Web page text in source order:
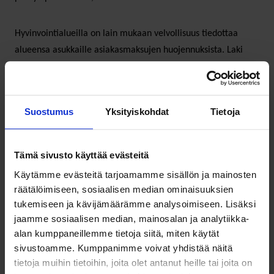
Suostumus Yksityiskohdat Tietoja
Tämä sivusto käyttää evästeitä
Käytämme evästeitä tarjoamamme sisällön ja mainosten
räätälöimiseen, sosiaalisen median ominaisuuksien
tukemiseen ja kävijämäärämme analysoimiseen. Lisäksi
jaamme sosiaalisen median, mainosalan ja analytiikka-
alan kumppaneillemme tietoja siitä, miten käytät
sivustoamme. Kumppanimme voivat yhdistää näitä
tietoja muihin tietoihin, joita olet antanut heille tai joita on
Hyvinvointialueilla on lain mukaan velvollisuus tiedottaa
alueensa asukkaille asiakasmaksujen huojennuksista. Laki
myös antamaan asiakkaille riittävää apua, ohjausta ja
Tiedon tulee myös olla asiakkaan kokonaistila huomioiden
Näin paljon käynti
terveyskeskuslääkärillä